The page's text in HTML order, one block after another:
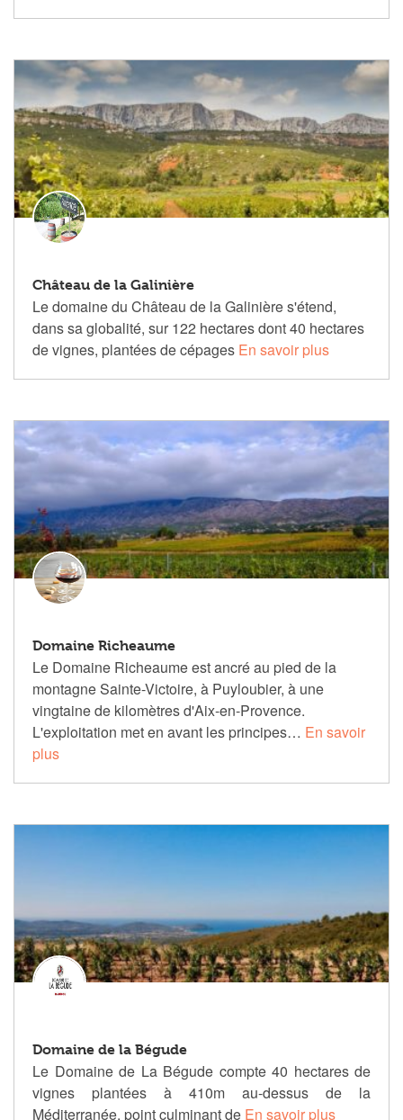
Château de la Galinière
Le domaine du Château de la Galinière s'étend,
dans sa globalité, sur 122 hectares dont 40 hectares
de vignes, plantées de cépages En savoir plus
Domaine Richeaume
Le Domaine Richeaume est ancré au pied de la
montagne Sainte-Victoire, à Puyloubier, à une
vingtaine de kilomètres d'Aix-en-Provence.
L'exploitation met en avant les principes… En savoir
plus
Domaine de la Bégude
Le Domaine de La Bégude compte 40 hectares de
vignes plantées à 410m au-dessus de la
Méditerranée, point culminant de En savoir plus